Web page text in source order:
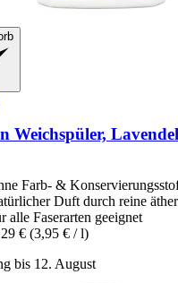
Weichspüler,
Farb- &
Duft durch reine
alle Faserarten geeignet
€ (3,95 € / l)
bis 12. August